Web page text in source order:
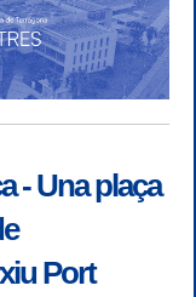
- Una plaça
Port